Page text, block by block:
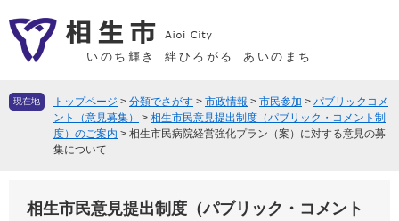
ー
先
ニ
を
いのち輝き 絆ひろがる あいのまち
現在地 トップページ > 分類でさがす > 市政情報 > 市民参加 > パブリックコメ
ント（意見募集）
> 相生市民意見提出制度（パブリック・コメント制
度）のご案内 > 相生市民病院経営強化プラン（案）に対する意見の募
集について
相生市民意見提出制度（パブリック・コメント